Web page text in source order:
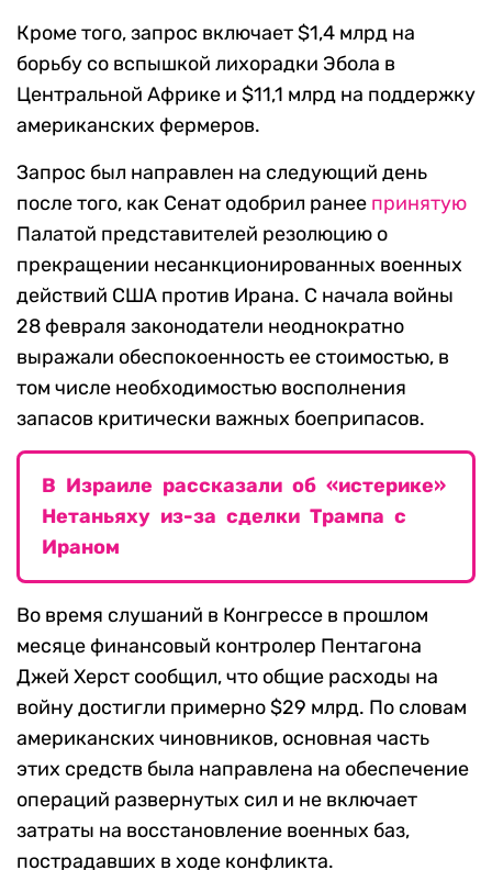
Кроме того, запрос включает $1,4 млрд на
борьбу со вспышкой лихорадки Эбола в
Центральной Африке и $11,1 млрд на поддержку
американских фермеров.
Запрос был направлен на следующий день
после того, как Сенат одобрил ранее принятую
Палатой представителей резолюцию о
прекращении несанкционированных военных
действий США против Ирана. С начала войны
28 февраля законодатели неоднократно
выражали обеспокоенность ее стоимостью, в
том числе необходимостью восполнения
запасов критически важных боеприпасов.
В Израиле рассказали об «истерике»
Нетаньяху из-за сделки Трампа с
Ираном
Во время слушаний в Конгрессе в прошлом
месяце финансовый контролер Пентагона
Джей Херст сообщил, что общие расходы на
войну достигли примерно $29 млрд. По словам
американских чиновников, основная часть
этих средств была направлена на обеспечение
операций развернутых сил и не включает
затраты на восстановление военных баз,
пострадавших в ходе конфликта.